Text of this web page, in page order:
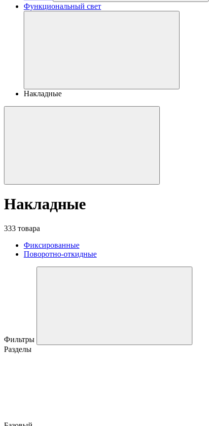
Функциональный свет
Накладные
Накладные
333 товара
Фиксированные
Поворотно-откидные
Фильтры
Разделы